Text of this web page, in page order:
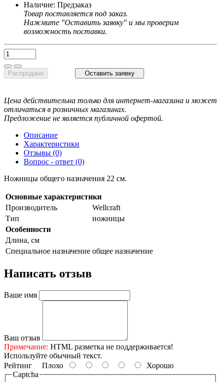
Наличие: Предзаказ
Товар поставляется под заказ.
Нажмите "Оставить заявку" и мы проверим
возможность поставки.
Распродано Оставить заявку
Цена действительна только для интернет-магазина и может
отличаться в розничных магазинах.
Предложение не является публичной офертой.
Описание
Характеристики
Отзывы (0)
Вопрос - ответ (0)
Ножницы общего назначения 22 см.
Основные характеристики
Производитель
Wellcraft
Тип
ножницы
Особенности
Длина, см
Специальное назначение общее назначение
Написать отзыв
Ваше имя
Ваш отзыв
Примечание: HTML разметка не поддерживается!
Используйте обычный текст.
Рейтинг Плохо
Хорошо
Captcha